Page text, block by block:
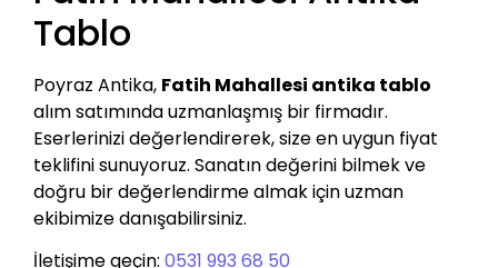
Tablo
Poyraz Antika, Fatih Mahallesi antika tablo
alım satımında uzmanlaşmış bir firmadır.
Eserlerinizi değerlendirerek, size en uygun fiyat
teklifini sunuyoruz. Sanatın değerini bilmek ve
doğru bir değerlendirme almak için uzman
ekibimize danışabilirsiniz.
İletişime geçin: 0531 993 68 50